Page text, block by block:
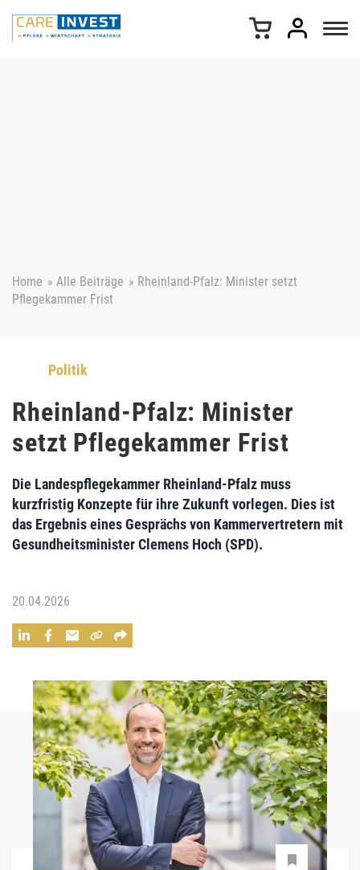
Home » Alle Beiträge » Rheinland-Pfalz: Minister setzt
Pflegekammer Frist
Politik
Rheinland-Pfalz: Minister
setzt Pflegekammer Frist
Die Landespflegekammer Rheinland-Pfalz muss
kurzfristig Konzepte für ihre Zukunft vorlegen. Dies ist
das Ergebnis eines Gesprächs von Kammervertretern mit
Gesundheitsminister Clemens Hoch (SPD).
20.04.2026